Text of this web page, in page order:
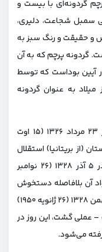
گردونه‌ای با بیست و
سمبل شجاعت، دلیری،
و حقیقت و رنگ سبز به
گردونه پرچم که به آن
آیین بوداست که توسط
به عنوان گردونه
روز استقلال و روز جمهوری: کشور هند در ۲۳ مرداد ۱۳۲۶ (۱۵ اوت
(از بریتانیا) استقلال
یافته‌ است. قانون اساسی این کشور نیز در ۵ آذر ۱۳۲۸ (۲۶ نوامبر
آن بلافاصله دستخوش
تحول گردید و بخش عمده این قانون در ۶ بهمن ۱۳۲۸ (۲۶ ژانویه ۱۹۵۰)
عملی گشت، این روز در
می‌شود.